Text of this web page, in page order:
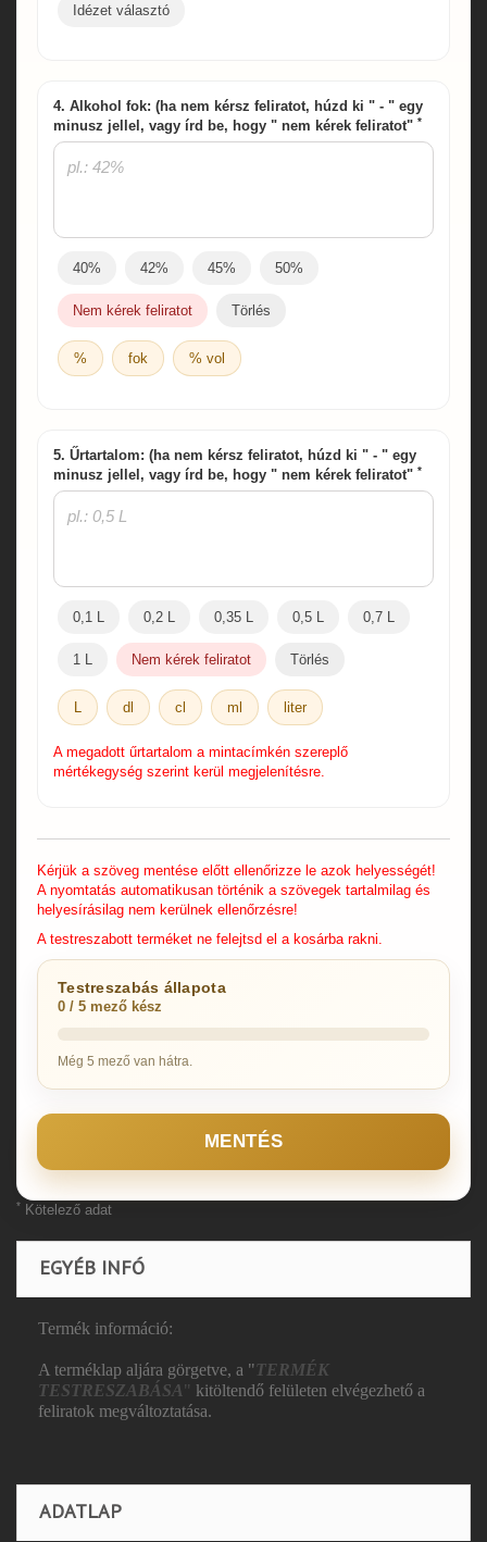
Idézet választó
4. Alkohol fok: (ha nem kérsz feliratot, húzd ki " - " egy
minusz jellel, vagy írd be, hogy " nem kérek feliratot" *
40% 42% 45% 50%
Nem kérek feliratot Törlés
% fok % vol
5. Űrtartalom: (ha nem kérsz feliratot, húzd ki " - " egy
minusz jellel, vagy írd be, hogy " nem kérek feliratot" *
0,1 L 0,2 L 0,35 L 0,5 L 0,7 L
1 L Nem kérek feliratot Törlés
L dl cl ml liter
A megadott űrtartalom a mintacímkén szereplő
mértékegység szerint kerül megjelenítésre.
Kérjük a szöveg mentése előtt ellenőrizze le azok helyességét!
A nyomtatás automatikusan történik a szövegek tartalmilag és
helyesírásilag nem kerülnek ellenőrzésre!
A testreszabott terméket ne felejtsd el a kosárba rakni.
Testreszabás állapota
0 / 5 mező kész
Még 5 mező van hátra.
MENTÉS
* Kötelező adat
EGYÉB INFÓ
Termék információ:
A terméklap aljára görgetve, a "TERMÉK
TESTRESZABÁSA" kitöltendő felületen elvégezhető a
feliratok megváltoztatása.
ADATLAP